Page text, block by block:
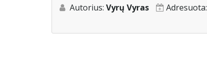
Autorius: Vyrų Vyras Adresuota: